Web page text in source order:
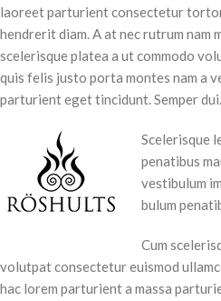
laoreet parturient consectetur
hendrerit diam. A at nec rutrum nam
scelerisque platea a ut commodo
quis felis justo porta montes nam a
parturient eget tincidunt. Semper dui.
Scelerisque
penatibus
vestibulum
bulum
Cum
volutpat consectetur euismod
hac lorem parturient a massa